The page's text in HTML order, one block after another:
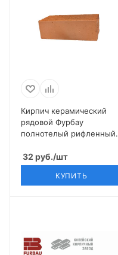
Кирпич керамический
рядовой Фурбау
полнотелый рифленный
32 руб./шт
КУПИТЬ